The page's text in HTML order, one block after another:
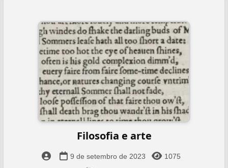
Filosofia e arte
9 de setembro de 2023
1075